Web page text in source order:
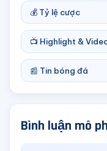
💰 Tỷ lệ cược
📺 Highlight &
📰 Tin bóng đá
Bình luận mô